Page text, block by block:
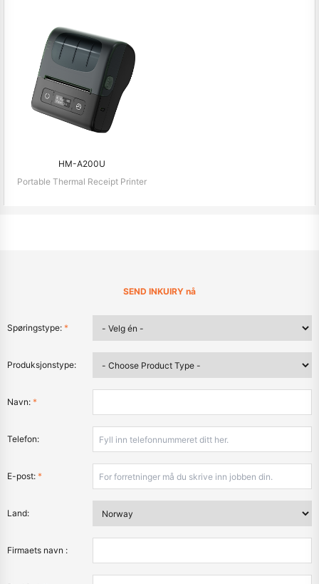
HM-A200U
Portable Thermal Receipt Printer
SEND INKUIRY nå
Spøringstype: *
Produksjonstype:
Navn: *
Telefon:
E-post: *
Land:
Firmaets navn :